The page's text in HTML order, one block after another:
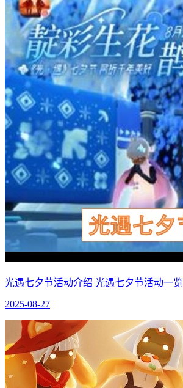
光遇七夕节活动介绍 光遇七夕节活动一览
2025-08-27